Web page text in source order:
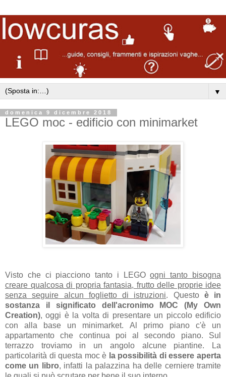
▼
domenica 9 dicembre 2018
LEGO moc - edificio con minimarket
Visto che ci piacciono tanto i LEGOogni tanto bisogna
creare qualcosa di propria fantasia, frutto delle proprie idee
senza seguire alcun foglietto di istruzioni. Questo è in
sostanza il significato dell'acronimo MOC (My Own
Creation), oggi è la volta di presentare un piccolo edificio
con alla base un minimarket. Al primo piano c'è un
appartamento che continua poi al secondo piano. Sul
terrazzo troviamo in un angolo alcune piantine. La
particolarità di questa moc è la possibilità di essere aperta
come un libro, infatti la palazzina ha delle cerniere tramite